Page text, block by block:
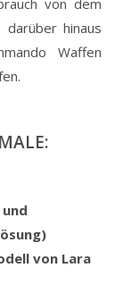
von dem
hinaus
Waffen
von Lara